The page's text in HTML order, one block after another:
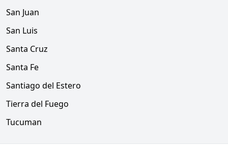
San Juan
San Luis
Santa Cruz
Santa Fe
Santiago del Estero
Tierra del Fuego
Tucuman